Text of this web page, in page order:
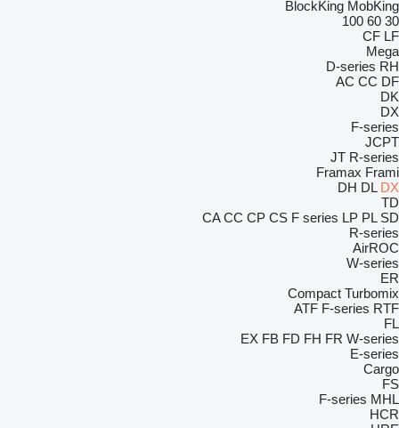
BlockKing MobKing
30
60
100
CF LF
Mega
D-series RH
AC CC DF
DK
DX
F-series
JCPT
JT R-series
Framax Frami
DH DL DX
TD
CA CC CP CS F series LP PL SD
R-series
AirROC
W-series
ER
Compact Turbomix
ATF F-series RTF
FL
EX FB FD FH FR W-series
E-series
Cargo
FS
F-series MHL
HCR